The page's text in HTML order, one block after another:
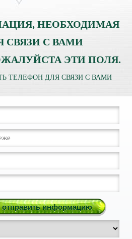
НЕОБХОДИМАЯ
СВЯЗИ С ВАМИ
ЭТИ ПОЛЯ.
ТЕЛЕФОН ДЛЯ СВЯЗИ С ВАМИ